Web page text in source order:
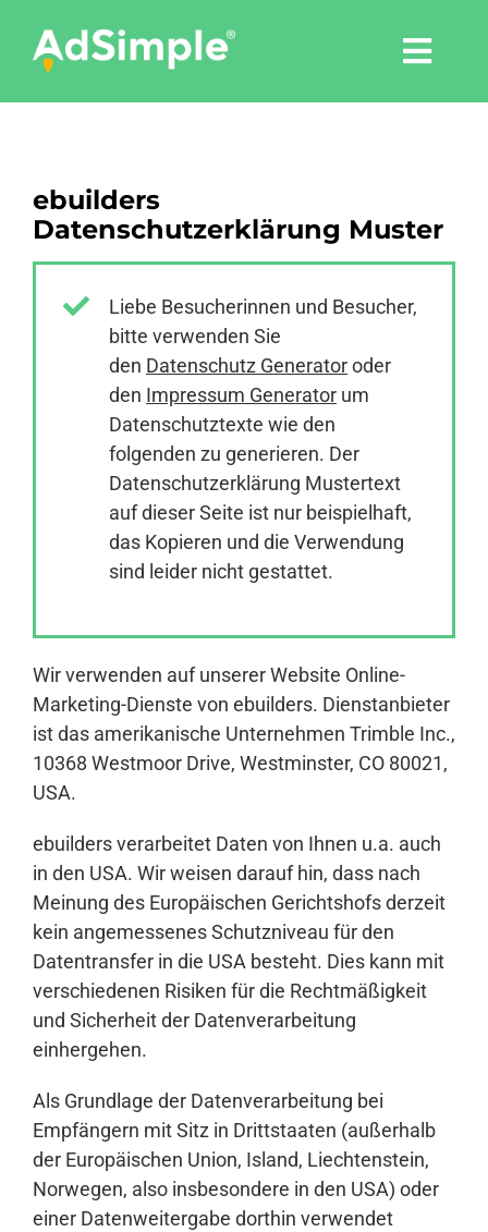
content
Tools
Pressemitteilungen
Anmelden
ebuilders
Datenschutzerklärung Muster
Liebe Besucherinnen und Besucher,
bitte verwenden Sie
den Datenschutz Generatoroder
den Impressum Generator um
Datenschutztexte wie den
folgenden zu generieren. Der
Datenschutzerklärung Mustertext
auf dieser Seite ist nur beispielhaft,
das Kopieren und die Verwendung
sind leider nicht gestattet.
Wir verwenden auf unserer Website Online-
Marketing-Dienste von ebuilders. Dienstanbieter
ist das amerikanische Unternehmen Trimble Inc.,
10368 Westmoor Drive, Westminster, CO 80021,
USA.
ebuilders verarbeitet Daten von Ihnen u.a. auch
in den USA. Wir weisen darauf hin, dass nach
Meinung des Europäischen Gerichtshofs derzeit
kein angemessenes Schutzniveau für den
Datentransfer in die USA besteht. Dies kann mit
verschiedenen Risiken für die Rechtmäßigkeit
und Sicherheit der Datenverarbeitung
einhergehen.
Als Grundlage der Datenverarbeitung bei
Empfängern mit Sitz in Drittstaaten (außerhalb
der Europäischen Union, Island, Liechtenstein,
Norwegen, also insbesondere in den USA) oder
einer Datenweitergabe dorthin verwendet